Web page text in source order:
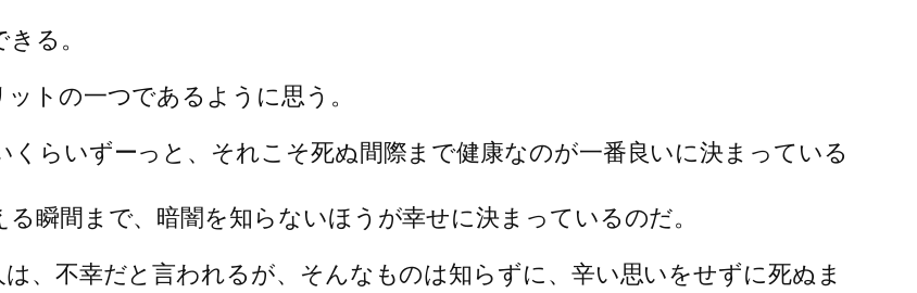
る。
トの一つであるように思う。
らいずーっと、それこそ死ぬ間際まで健康なのが一番良いに決まっている
瞬間まで、暗闇を知らないほうが幸せに決まっているのだ。
、不幸だと言われるが、そんなものは知らずに、辛い思いをせずに死ぬま